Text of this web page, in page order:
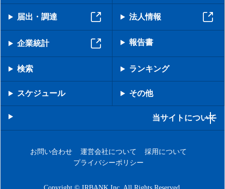
届出・調達 法人情報
企業統計 報告書
検索 ランキング
スケジュール その他
当サイトについて
お問い合わせ 運営会社について
採用について
プライバシーポリシー